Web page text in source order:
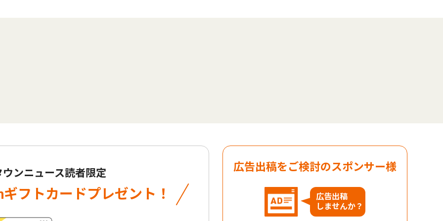
ンニュース読者限定
フトカードプレゼント！
広告出稿をご検討のスポンサー様
広告出稿
しませんか？